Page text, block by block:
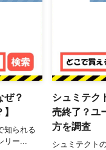
ぜ？
知られる
ー...
シュミテク
売終了？ユ
方を調査
シュミテクト